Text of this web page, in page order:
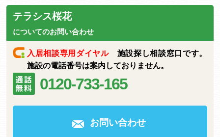
テラシス桜花
についてのお問い合わせ
入居相談専用ダイヤル施設探し相談窓口です。
施設の電話番号は案内しておりません。
0120-733-165
お問い合わせ